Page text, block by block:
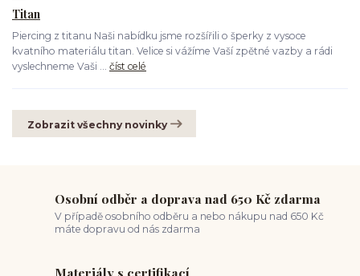
Titan
Piercing z titanu Naši nabídku jsme rozšířili o šperky z vysoce
kvatního materiálu titan. Velice si vážíme Vaší zpětné vazby a rádi
vyslechneme Vaši ... číst celé
Zobrazit všechny novinky
Osobní odběr a doprava nad 650 Kč zdarma
V případě osobního odběru a nebo nákupu nad 650 Kč
máte dopravu od nás zdarma
Materiály s certifikací